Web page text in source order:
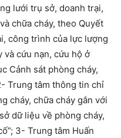
lưới trụ sở, doanh trại,
chữa cháy, theo Quyết
công trình của lực lượng
và cứu nạn, cứu hộ ở
Cảnh sát phòng cháy,
Trung tâm thông tin chỉ
cháy, chữa cháy gắn với
dữ liệu về phòng cháy,
3- Trung tâm Huấn